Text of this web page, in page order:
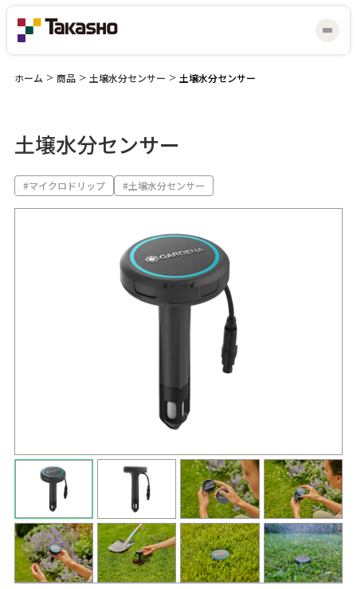
ホーム > 商品> 土壌水分センサー > 土壌水分センサー
土壌水分センサー
#マイクロドリップ #土壌水分センサー